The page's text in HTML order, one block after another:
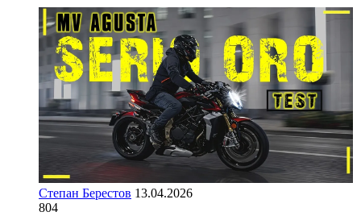
Степан Берестов 13.04.2026
804